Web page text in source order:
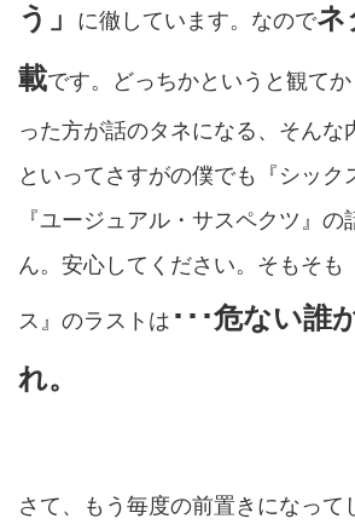
う」
に徹しています。なのでネ
載です。どっちかというと観て
った方が話のタネになる、そんな
といってさすがの僕でも『シック
『ユージュアル・サスペクツ』
ん。安心してください。そもそも
ス』のラストは ･･･危ない誰
れ。
さて、もう毎度の前置きになって